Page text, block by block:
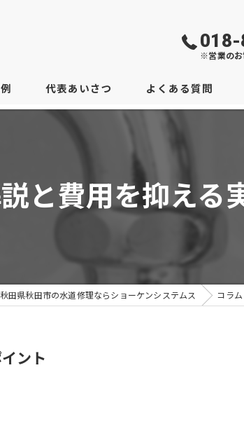
※営業のお
代表あいさつ よくある質問
と費用を抑える
秋田県秋田市の水道修理ならショーケンシステムス コラム
ント